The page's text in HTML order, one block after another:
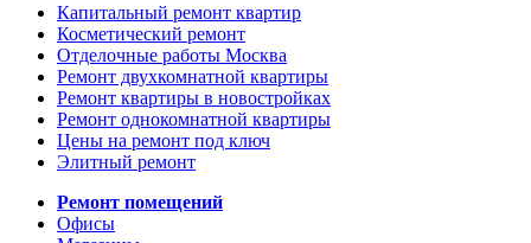
Капитальный ремонт квартир
Косметический ремонт
Отделочные работы Москва
Ремонт двухкомнатной квартиры
Ремонт квартиры в новостройках
Ремонт однокомнатной квартиры
Цены на ремонт под ключ
Элитный ремонт
Ремонт помещений
Офисы